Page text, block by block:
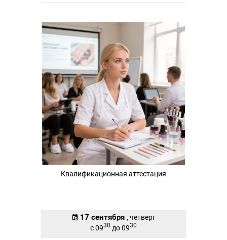
Квалификационная аттестация
17 сентября , четверг
с 0930 до 0930